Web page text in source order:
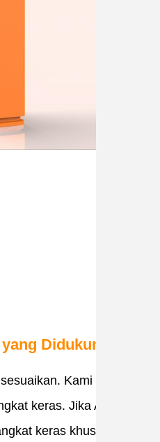
Didukung
Kami memiliki tim
keras. Jika Anda
keras khusus, kami